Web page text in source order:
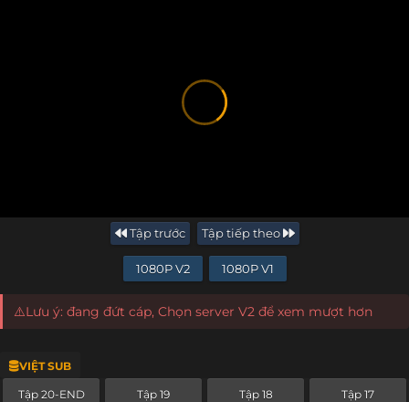
Tập trước Tập tiếp theo
1080P V2 1080P V1
⚠️Lưu ý: đang đứt cáp, Chọn server V2 để xem mượt hơn
VIỆT SUB
Tập 20-END Tập 19 Tập 18 Tập 17